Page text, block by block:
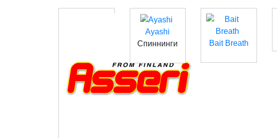
Ayashi
Спиннинги
Bait Breath